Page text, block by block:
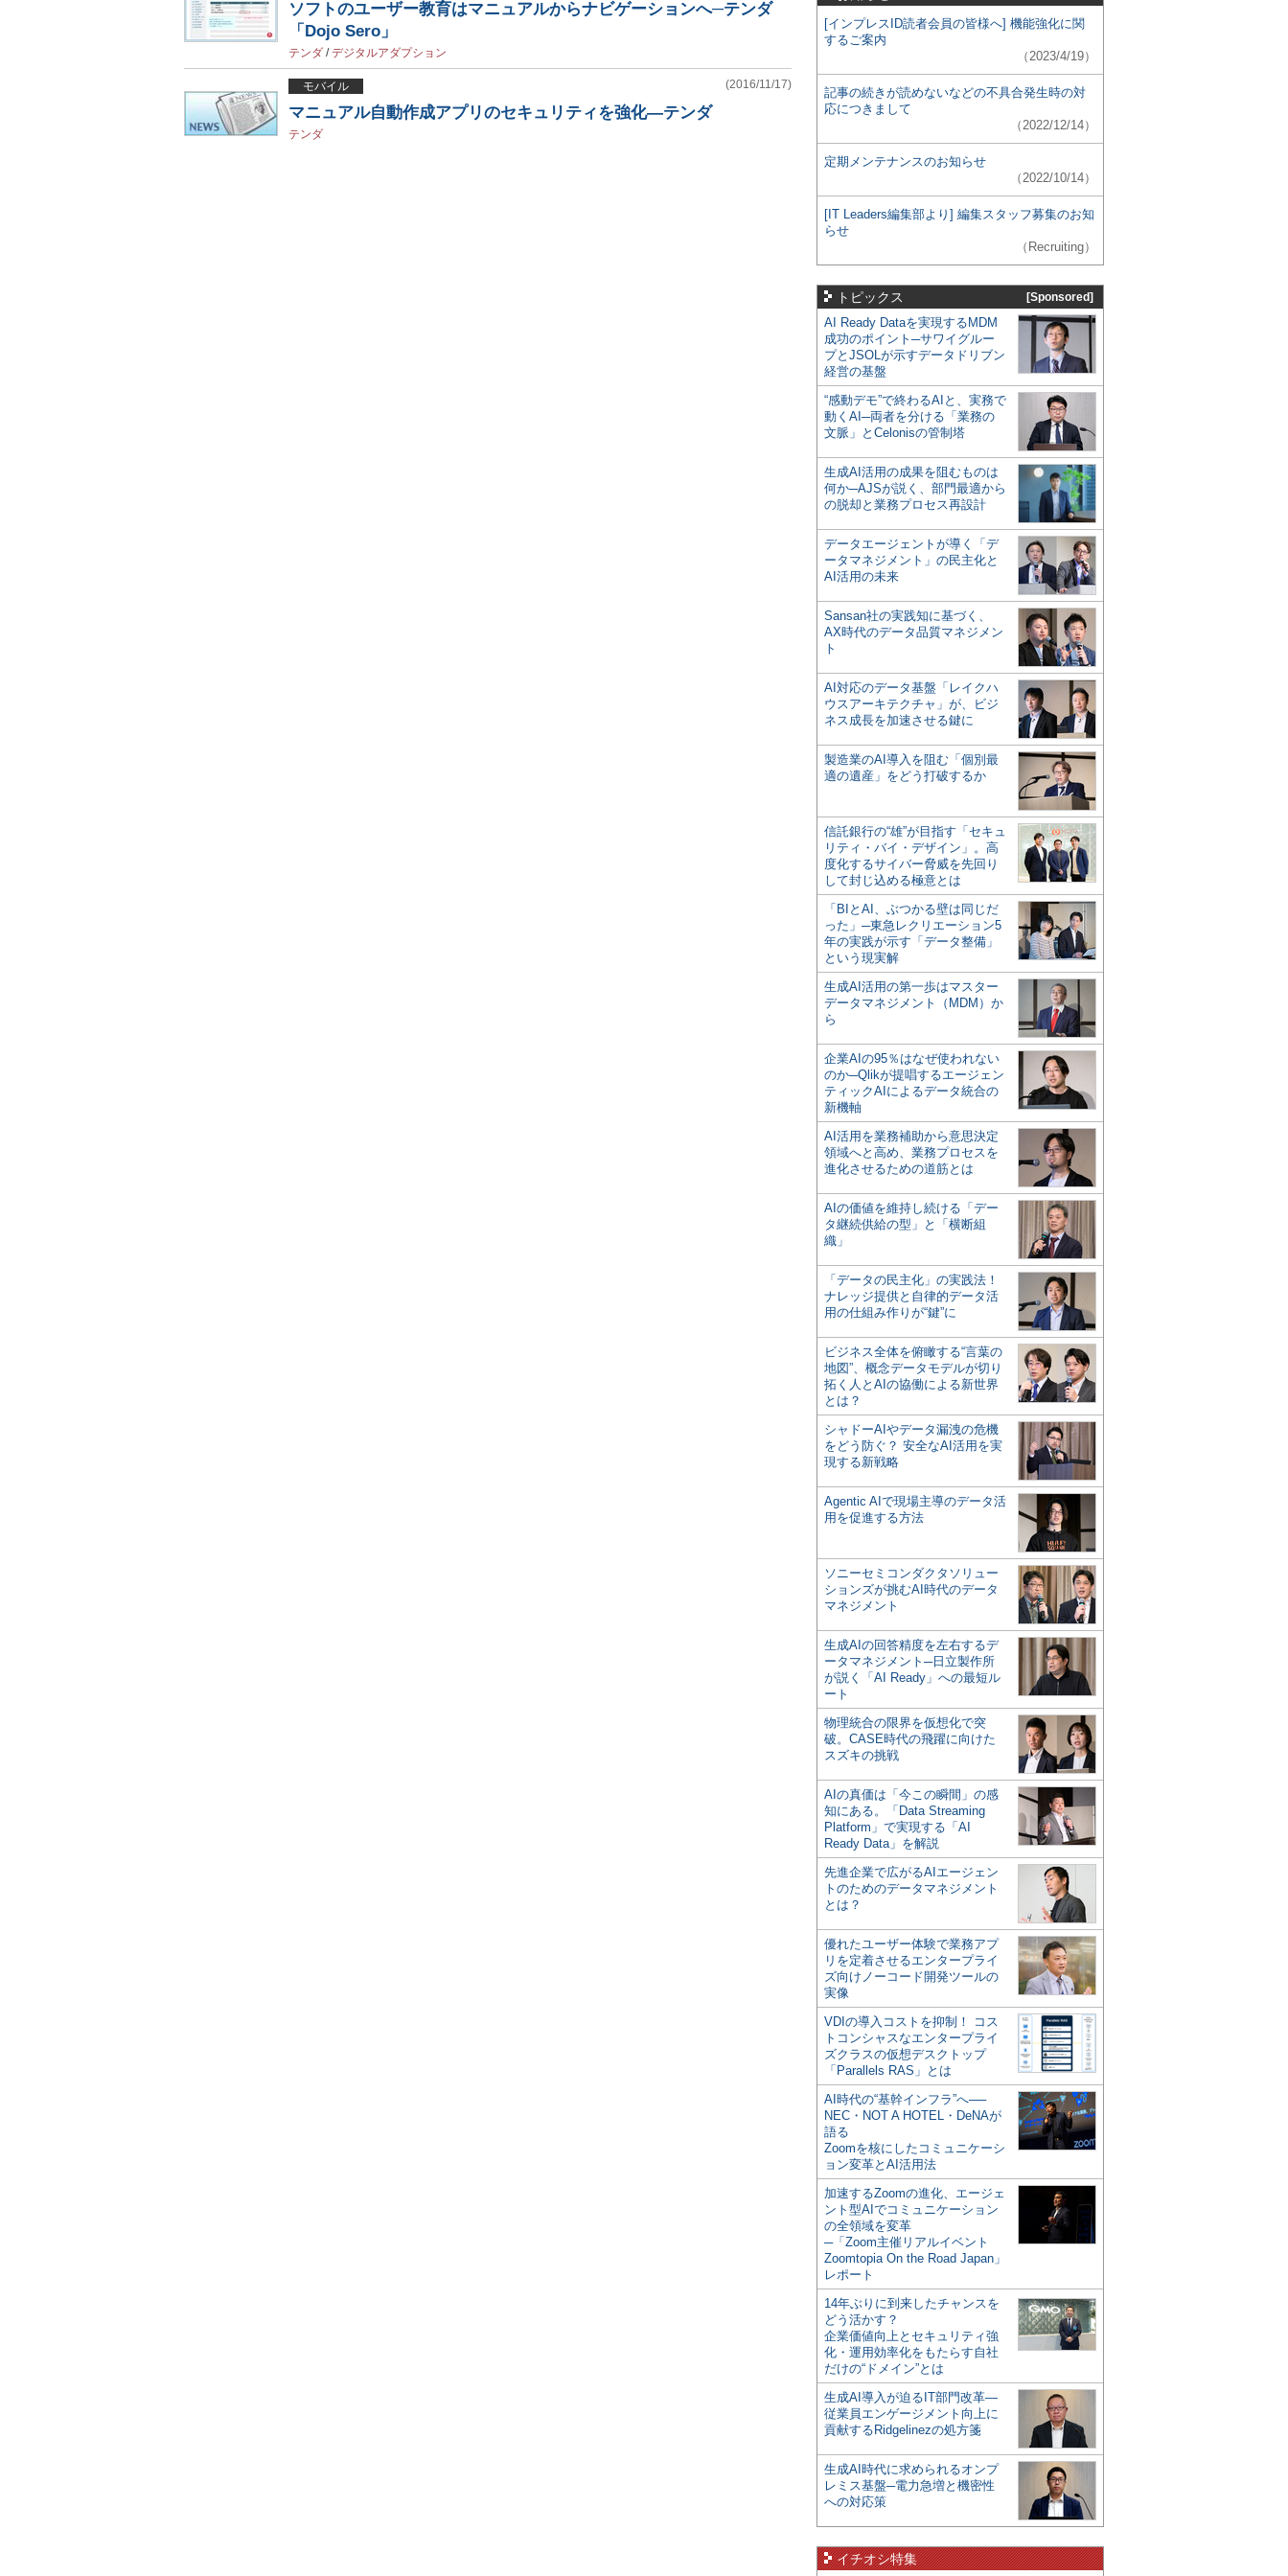
ソフトのユーザー教育はマニュアルからナビゲーションへ─テンダ
「Dojo Sero」
テンダ /デジタルアダプション
モバイル (2016/11/17)
マニュアル自動作成アプリのセキュリティを強化―テンダ
テンダ
[インプレスID読者会員の皆様へ] 機能強化に関
するご案内
（2023/4/19）
記事の続きが読めないなどの不具合発生時の対
応につきまして
（2022/12/14）
定期メンテナンスのお知らせ
（2022/10/14）
[IT Leaders編集部より] 編集スタッフ募集のお知
らせ
（Recruiting）
トピックス [Sponsored]
AI Ready Dataを実現するMDM
成功のポイント─サワイグルー
プとJSOLが示すデータドリブン
経営の基盤
“感動デモ”で終わるAIと、実務で
動くAI─両者を分ける「業務の
文脈」とCelonisの管制塔
生成AI活用の成果を阻むものは
何か─AJSが説く、部門最適から
の脱却と業務プロセス再設計
データエージェントが導く「デ
ータマネジメント」の民主化と
AI活用の未来
Sansan社の実践知に基づく、
AX時代のデータ品質マネジメン
ト
AI対応のデータ基盤「レイクハ
ウスアーキテクチャ」が、ビジ
ネス成長を加速させる鍵に
製造業のAI導入を阻む「個別最
適の遺産」をどう打破するか
信託銀行の“雄”が目指す「セキュ
リティ・バイ・デザイン」。高
度化するサイバー脅威を先回り
して封じ込める極意とは
「BIとAI、ぶつかる壁は同じだ
った」─東急レクリエーション5
年の実践が示す「データ整備」
という現実解
生成AI活用の第一歩はマスター
データマネジメント（MDM）か
ら
企業AIの95％はなぜ使われない
のか─Qlikが提唱するエージェン
ティックAIによるデータ統合の
新機軸
AI活用を業務補助から意思決定
領域へと高め、業務プロセスを
進化させるための道筋とは
AIの価値を維持し続ける「デー
タ継続供給の型」と「横断組
織」
「データの民主化」の実践法！
ナレッジ提供と自律的データ活
用の仕組み作りが“鍵”に
ビジネス全体を俯瞰する“言葉の
地図”、概念データモデルが切り
拓く人とAIの協働による新世界
とは？
シャドーAIやデータ漏洩の危機
をどう防ぐ？ 安全なAI活用を実
現する新戦略
Agentic AIで現場主導のデータ活
用を促進する方法
ソニーセミコンダクタソリュー
ションズが挑むAI時代のデータ
マネジメント
生成AIの回答精度を左右するデ
ータマネジメント─日立製作所
が説く「AI Ready」への最短ル
ート
物理統合の限界を仮想化で突
破。CASE時代の飛躍に向けた
スズキの挑戦
AIの真価は「今この瞬間」の感
知にある。「Data Streaming
Platform」で実現する「AI
Ready Data」を解説
先進企業で広がるAIエージェン
トのためのデータマネジメント
とは？
優れたユーザー体験で業務アプ
リを定着させるエンタープライ
ズ向けノーコード開発ツールの
実像
VDIの導入コストを抑制！ コス
トコンシャスなエンタープライ
ズクラスの仮想デスクトップ
「Parallels RAS」とは
AI時代の“基幹インフラ”へ──
NEC・NOT A HOTEL・DeNAが
語る
Zoomを核にしたコミュニケーシ
ョン変革とAI活用法
加速するZoomの進化、エージェ
ント型AIでコミュニケーション
の全領域を変革
─「Zoom主催リアルイベント
Zoomtopia On the Road Japan」
レポート
14年ぶりに到来したチャンスを
どう活かす？
企業価値向上とセキュリティ強
化・運用効率化をもたらす自社
だけの“ドメイン”とは
生成AI導入が迫るIT部門改革―
従業員エンゲージメント向上に
貢献するRidgelinezの処方箋
生成AI時代に求められるオンプ
レミス基盤─電力急増と機密性
への対応策
イチオシ特集